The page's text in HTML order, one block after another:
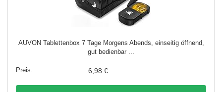
AUVON Tablettenbox 7 Tage Morgens Abends, einseitig öffnend,
gut bedienbar ...
6,98 €